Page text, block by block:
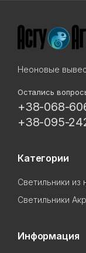
Неоновые
Остались
+38-068-
+38-095-
Категории
Светильники из
Светильники
Информация